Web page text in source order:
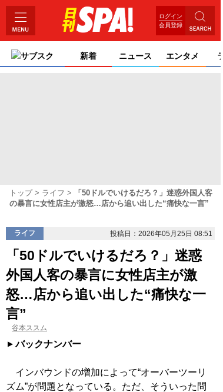
ログイン
会員登録
サブスク 新着 ニュース エンタメ
トップ ライフ
「50ドルでいけるだろ？」迷惑外国人客
の暴言に女性店主が激怒…店から追い出した“痛快な一言”
ライフ 投稿日：2026年05月25日 08:51
「50ドルでいけるだろ？」迷惑
外国人客の暴言に女性店主が激
怒…店から追い出した“痛快な一
言”
谷本ススム
バックナンバー
インバウンドの増加によって“オーバーツーリ
ズム”が問題となっている。ただ、そういった問